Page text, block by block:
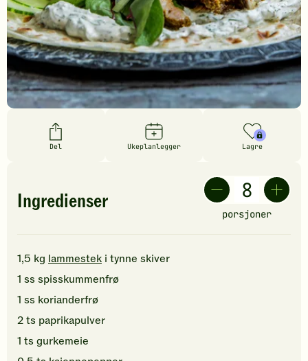
Del Ukeplanlegger Lagre
Ingredienser
porsjoner
1,5 kg lammestek i tynne skiver
1 ss spisskummenfrø
1 ss korianderfrø
2ts paprikapulver
1 ts gurkemeie